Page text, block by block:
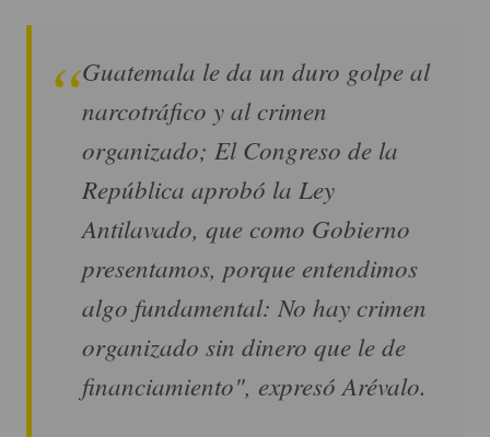
Guatemala le da un duro golpe al
narcotráfico y al crimen
organizado; El Congreso de la
República aprobó la Ley
Antilavado, que como Gobierno
presentamos, porque entendimos
algo fundamental: No hay crimen
organizado sin dinero que le de
financiamiento", expresó Arévalo.